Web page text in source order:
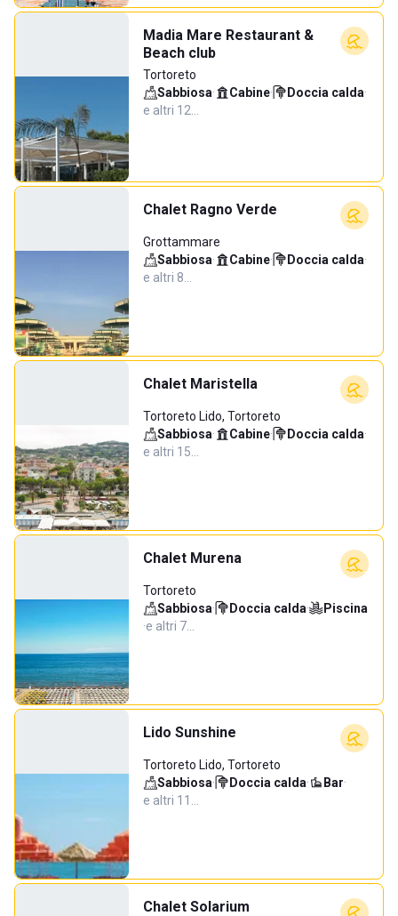
Madia Mare Restaurant &
Beach club
Tortoreto
Sabbiosa· Cabine· Doccia calda·
e altri 12…
Chalet Ragno Verde
Grottammare
Sabbiosa· Cabine· Doccia calda·
e altri 8…
Chalet Maristella
Tortoreto Lido, Tortoreto
Sabbiosa· Cabine· Doccia calda·
e altri 15…
Chalet Murena
Tortoreto
Sabbiosa· Doccia calda·
Piscina
·e altri 7…
Lido Sunshine
Tortoreto Lido, Tortoreto
Sabbiosa· Doccia calda· Bar·
e altri 11…
Chalet Solarium